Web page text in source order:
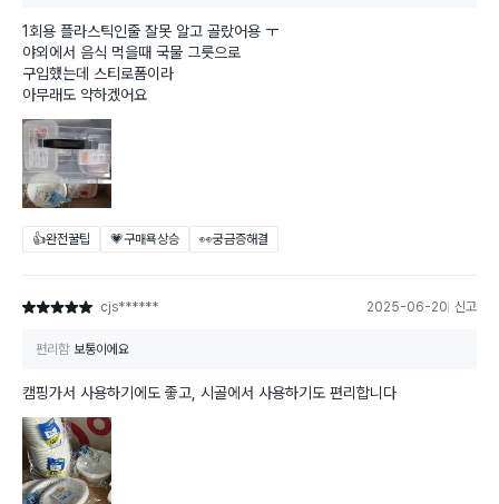
1회용 플라스틱인줄 잘못 알고 골랐어용 ㅜ
야외에서 음식 먹을때 국물 그릇으로
구입했는데 스티로폼이라
아무래도 약하겠어요
👍완전꿀팁 💗구매욕상승 👀궁금증해결
별점 5점 cjs****** 2025-06-20 신고
편리함 보통이에요
캠핑가서 사용하기에도 좋고, 시골에서 사용하기도 편리합니다